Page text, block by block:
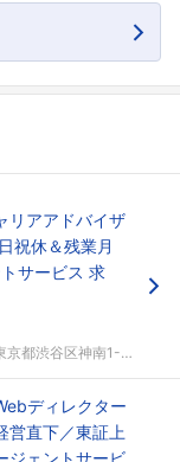
リアアドバイザ
祝休＆残業月
サービス 求
渋谷区神南1-18-...
ディレクター
営直下／東証上
ジェントサービ